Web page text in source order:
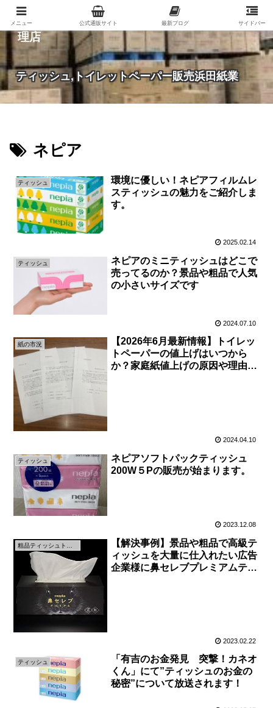
紙（家庭紙・包装紙・印刷用紙など）の総合代
理店
ティッシュ,トイレットペーパー販売浜田紙業
ネピア
ティッシュ
環境に優しい！ネピアフィルムレ
スティッシュの魅力をご紹介しま
す。
2025.02.14
ティッシュ
ネピアのミニティッシュはどこで
売ってるのか？景品や粗品で人気
の小さいサイズです
2024.07.10
紙の市況
【2026年6月最新情報】トイレッ
トペーパーの値上げはいつから
か？家庭紙値上げの原因や理由に
2024.04.10
ティッシュ
ネピアソフトパックティッシュ
200W５Pの販売が始まります。
2023.12.08
【解決事例】景品や粗品で高級テ
ィッシュを大量に仕入れたい広告
企業様に鼻セレブプレミアムティ
2023.02.22
ティッシュ
「有吉のお金発見 突撃！カネオ
くん」にて”ティッシュのお金の
秘密”について放送されます！
メニュー 公式通販サイト 最新ブログ サイドバー